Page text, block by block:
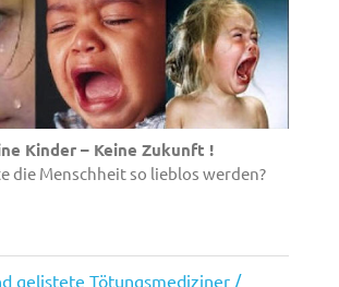
Kinder – Keine Zukunft !
die Menschheit so lieblos werden?
gelistete Tötungsmediziner /